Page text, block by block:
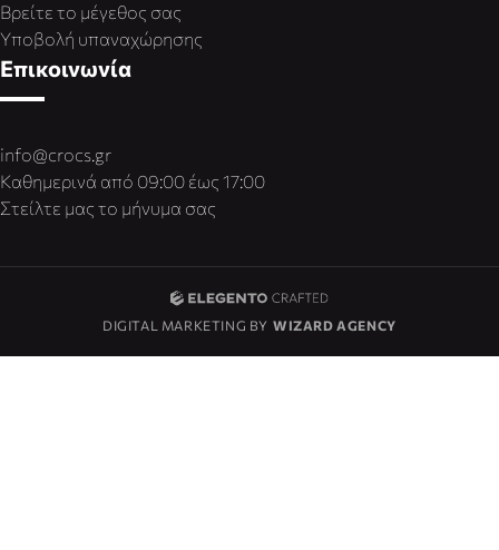
Βρείτε το μέγεθος σας
Υποβολή υπαναχώρησης
Επικοινωνία
info@crocs.gr
Καθημερινά από 09:00 έως 17:00
Στείλτε μας το μήνυμα σας
DIGITAL MARKETING BY WIZARD AGENCY